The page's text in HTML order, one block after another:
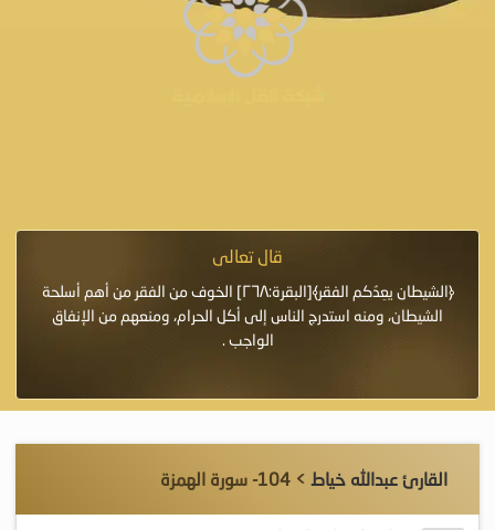
قال تعالى
﴿الشيطان يعِدُكم الفقر﴾[البقرة:٢٦٨] الخوف من الفقر من أهم أسلحة
الشيطان، ومنه استدرج الناس إلى أكل الحرام، ومنعهم من الإنفاق
الواجب .
القارئ عبدالله خياط > 104- سورة الهمزة